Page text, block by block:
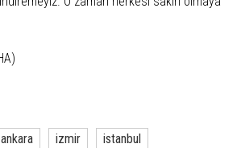
ankara izmir istanbul